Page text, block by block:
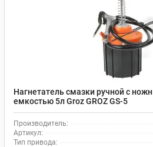
Нагнетатель смазки ручной с
емкостью 5л Groz GROZ GS-5
Производитель:
Артикул:
Тип привода: